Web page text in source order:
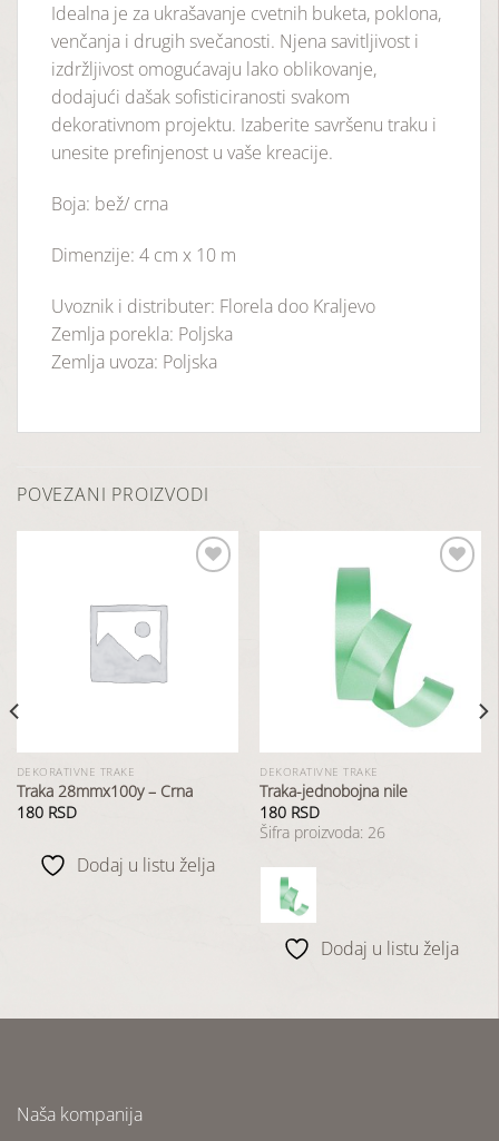
Idealna je za ukrašavanje cvetnih buketa, poklona,
venčanja i drugih svečanosti. Njena savitljivost i
izdržljivost omogućavaju lako oblikovanje,
dodajući dašak sofisticiranosti svakom
dekorativnom projektu. Izaberite savršenu traku i
unesite prefinjenost u vaše kreacije.
Boja: bež/ crna
Dimenzije: 4 cm x 10 m
Uvoznik i distributer: Florela doo Kraljevo
Zemlja porekla: Poljska
Zemlja uvoza: Poljska
POVEZANI PROIZVODI
DEKORATIVNE TRAKE
Traka 28mmx100y – Crna
180 RSD
Dodaj u listu želja
DEKORATIVNE TRAKE
Traka-jednobojna nile
180 RSD
Šifra proizvoda: 26
Dodaj u listu želja
Naša kompanija